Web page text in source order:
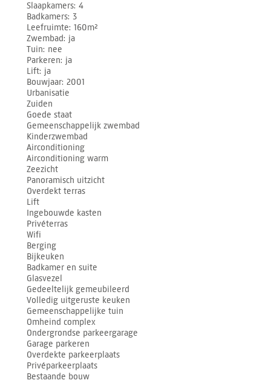
Slaapkamers 4
Badkamers 3
Leefruimte 160m²
Zwembad ja
Tuin nee
Parkeren ja
Lift ja
Bouwjaar 2001
Urbanisatie
Zuiden
Goede staat
Gemeenschappelijk zwembad
Kinderzwembad
Airconditioning
Airconditioning warm
Zeezicht
Panoramisch uitzicht
Overdekt terras
Lift
Ingebouwde kasten
Privéterras
Wifi
Berging
Bijkeuken
Badkamer en suite
Glasvezel
Gedeeltelijk gemeubileerd
Volledig uitgeruste keuken
Gemeenschappelijke tuin
Omheind complex
Ondergrondse parkeergarage
Garage parkeren
Overdekte parkeerplaats
Privéparkeerplaats
Bestaande bouw